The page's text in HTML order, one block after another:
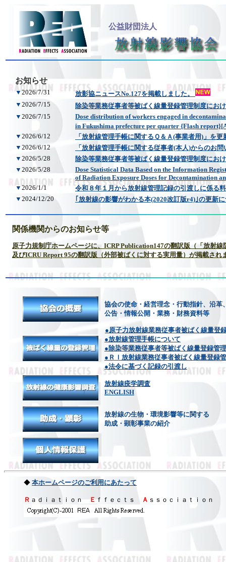
公益財団法人
お知らせ
▼2026/7/31
放影協ニュースNo.127を掲載しました。
▼ 2026/7/15
除染等業務従事者等被ばく線量登録管理制度にお
▼ 2026/7/15
Dose distribution of workers engaged in
in Fukushima prefecture per quarter {Flash
▼ 2026/6/12
「放射線管理手帳に関するＱ＆Ａ(事業者用)」を更
▼ 2026/6/12
「放射線管理手帳に関する従事者(本人)からのお
▼ 2026/5/28
除染等業務従事者等被ばく線量登録管理制度にお
▼ 2026/5/28
Dose Statistical Data Based on the Information
of Radiation Exposure Doses for Decontamination
▼2026/1/1
令和８年１月から放射線管理記録の引渡しに係る
▼ 2024/12/20 ｢放射線の影響がわかる本(2020改訂版r4)｣の更新
関係機関からのお知らせ等
原子力規制庁ホームページに、ICRP Publication147の翻訳版（「放射
及びICRU Report 95の翻訳版（外部被ばくに対する実用量）が掲載され
協会の使命・経営理念・行動指針、沿革
公告・情報公開・業務・財務資料等
●原子力放射線業務従事者被ばく線量登
●放射線管理手帳について
●除染等業務従事者等被ばく線量登録管
●ＲＩ放射線業務従事者被ばく線量登録
●法令に基づく記録の引渡し
放射線疫学調査
ENGLISH
放射線の生物・環境影響等に関する
助成・顕彰事業の紹介
◆ 本ホームページのご利用にあたって
Ｒ ａｄｉａｔｉｏｎ Ｅｆｆｅｃｔｓ Ａ ｓｓｏｃｉａｔｉｏｎ